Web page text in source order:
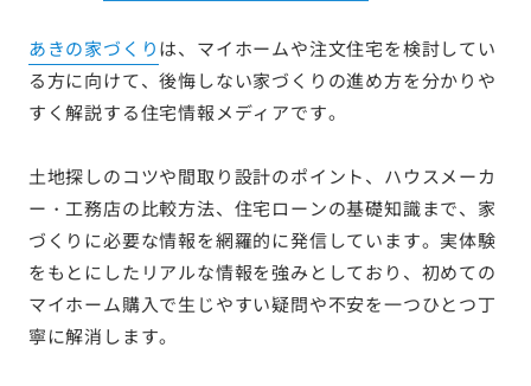
あきの家づくりは、マイホームや注文住宅を検討してい
る方に向けて、後悔しない家づくりの進め方を分かりや
すく解説する住宅情報メディアです。
土地探しのコツや間取り設計のポイント、ハウスメーカ
ー・工務店の比較方法、住宅ローンの基礎知識まで、家
づくりに必要な情報を網羅的に発信しています。実体験
をもとにしたリアルな情報を強みとしており、初めての
マイホーム購入で生じやすい疑問や不安を一つひとつ丁
寧に解消します。